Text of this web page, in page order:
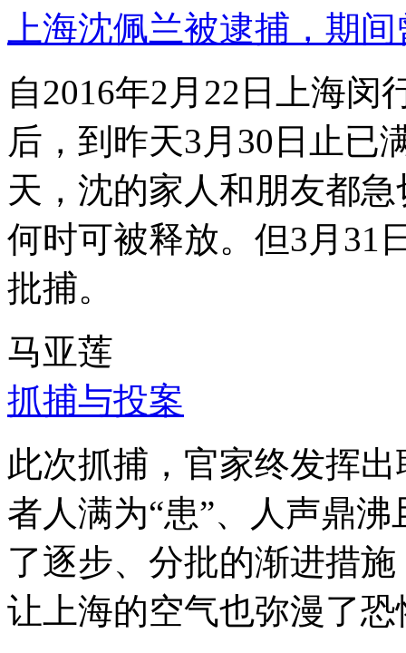
上海沈佩兰被逮捕，期
自2016年2月22日上海
后，到昨天3月30日止已
天，沈的家人和朋友都
何时可被释放。但3月31
批捕。
马亚莲
抓捕与投案
此次抓捕，官家终发挥
者人满为“患”、人声鼎
了逐步、分批的渐进措
让上海的空气也弥漫了